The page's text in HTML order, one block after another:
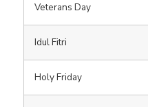
Veterans Day
Idul Fitri
Holy Friday